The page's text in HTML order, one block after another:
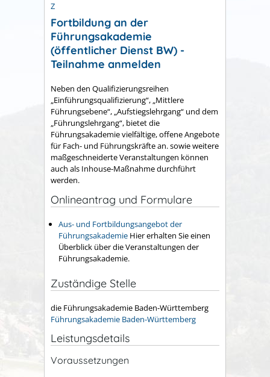
Z
Fortbildung an der
Führungsakademie
(öffentlicher Dienst BW) -
Teilnahme anmelden
Neben den Qualifizierungsreihen
„Einführungsqualifizierung“, „Mittlere
Führungsebene“, „Aufstiegslehrgang“ und dem
„Führungslehrgang“, bietet die
Führungsakademie vielfältige, offene Angebote
für Fach- und Führungskräfte an. sowie weitere
maßgeschneiderte Veranstaltungen können
auch als Inhouse-Maßnahme durchführt
werden.
Onlineantrag und Formulare
Aus- und Fortbildungsangebot der
Führungsakademie Hier erhalten Sie einen
Überblick über die Veranstaltungen der
Führungsakademie.
Zuständige Stelle
die Führungsakademie Baden-Württemberg
Führungsakademie Baden-Württemberg
Leistungsdetails
Voraussetzungen